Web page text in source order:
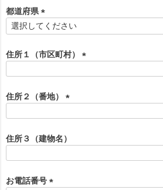
須
)
都道府県
(
須
)
住所１（市区町村）
)
住所２（番地）
須
)
住所３（建物名）
お電話番号